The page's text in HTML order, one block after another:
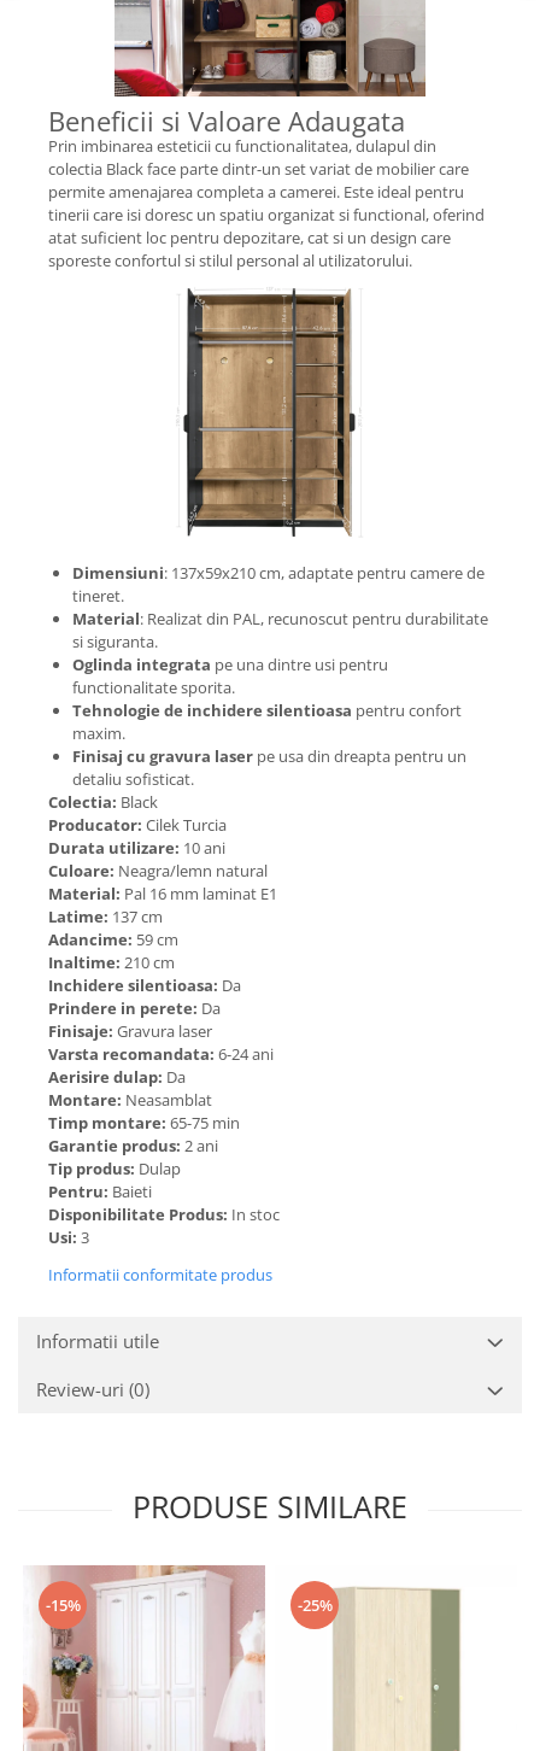
Beneficii si Valoare Adaugata
Prin imbinarea esteticii cu functionalitatea, dulapul din
colectia Black face parte dintr-un set variat de mobilier care
permite amenajarea completa a camerei. Este ideal pentru
tinerii care isi doresc un spatiu organizat si functional, oferind
atat suficient loc pentru depozitare, cat si un design care
sporeste confortul si stilul personal al utilizatorului.
Dimensiuni: 137x59x210 cm, adaptate pentru camere de
tineret.
Material: Realizat din PAL, recunoscut pentru durabilitate
si siguranta.
Oglinda integrata pe una dintre usi pentru
functionalitate sporita.
Tehnologie de inchidere silentioasa pentru confort
maxim.
Finisaj cu gravura laser pe usa din dreapta pentru un
detaliu sofisticat.
Colectia: Black
Producator: Cilek Turcia
Durata utilizare: 10 ani
Culoare: Neagra/lemn natural
Material: Pal 16 mm laminat E1
Latime: 137 cm
Adancime: 59 cm
Inaltime: 210 cm
Inchidere silentioasa: Da
Prindere in perete: Da
Finisaje: Gravura laser
Varsta recomandata: 6-24 ani
Aerisire dulap: Da
Montare: Neasamblat
Timp montare: 65-75 min
Garantie produs: 2 ani
Tip produs: Dulap
Pentru: Baieti
Disponibilitate Produs: In stoc
Usi: 3
Informatii conformitate produs
Informatii utile
Review-uri (0)
PRODUSE SIMILARE
-15% -25%